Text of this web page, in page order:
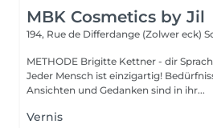
MBK Cosmetics by Jil
194, Rue de Differdange (Zolwer eck)
METHODE Brigitte Kettner - dir
Jeder Mensch ist einzigartig!
Ansichten und Gedanken sind in ihr...
Vernis